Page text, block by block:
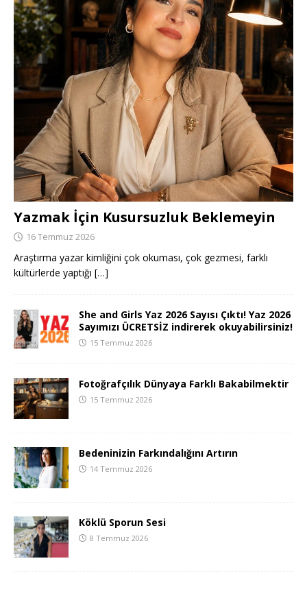
Yazmak İçin Kusursuzluk Beklemeyin
16 Temmuz 2026
Araştırma yazar kimliğini çok okuması, çok gezmesi, farklı
kültürlerde yaptığı […]
She and Girls Yaz 2026 Sayısı Çıktı! Yaz 2026
Sayımızı ÜCRETSİZ indirerek okuyabilirsiniz!
15 Temmuz 2026
Fotoğrafçılık Dünyaya Farklı Bakabilmektir
15 Temmuz 2026
Bedeninizin Farkındalığını Artırın
14 Temmuz 2026
Köklü Sporun Sesi
8 Temmuz 2026